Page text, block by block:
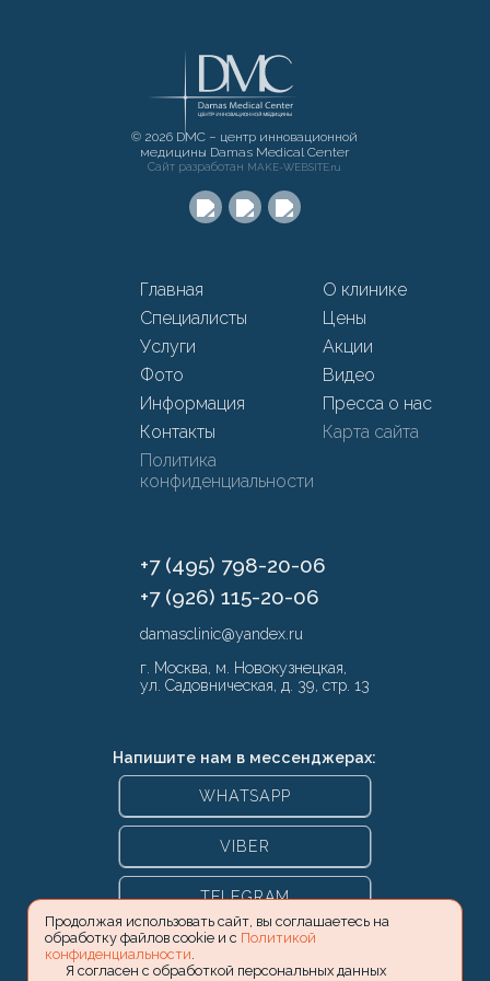
Продолжая использовать сайт, вы соглашаетесь на
обработку файлов cookie и с Политикой
конфиденциальности
Я согласен с обработкой персональных данных
© 2026 DMC – центр инновационной
медицины Damas Medical Center
Сайт разработан MAKE-WEBSITE.ru
Главная
О клинике
Специалисты
Цены
Услуги
Акции
Фото
Видео
Информация
Пресса о нас
Контакты
Карта сайта
Политика
конфиденциальности
+7 (495) 798-20-06
+7 (926) 115-20-06
damasclinic@yandex.ru
г. Москва, м. Новокузнецкая,
ул. Садовническая, д. 39, стр. 13
Напишите нам в мессенджерах:
WHATSAPP
VIBER
TELEGRAM